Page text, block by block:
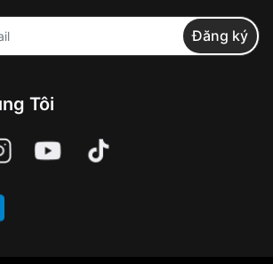
Đăng ký
Tôi